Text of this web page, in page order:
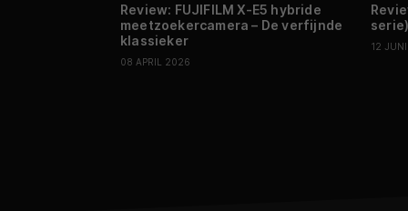
Review: FUJIFILM X-E5 hybride
meetzoekercamera – De verfijnde
klassieker
08 APRIL 2026
12